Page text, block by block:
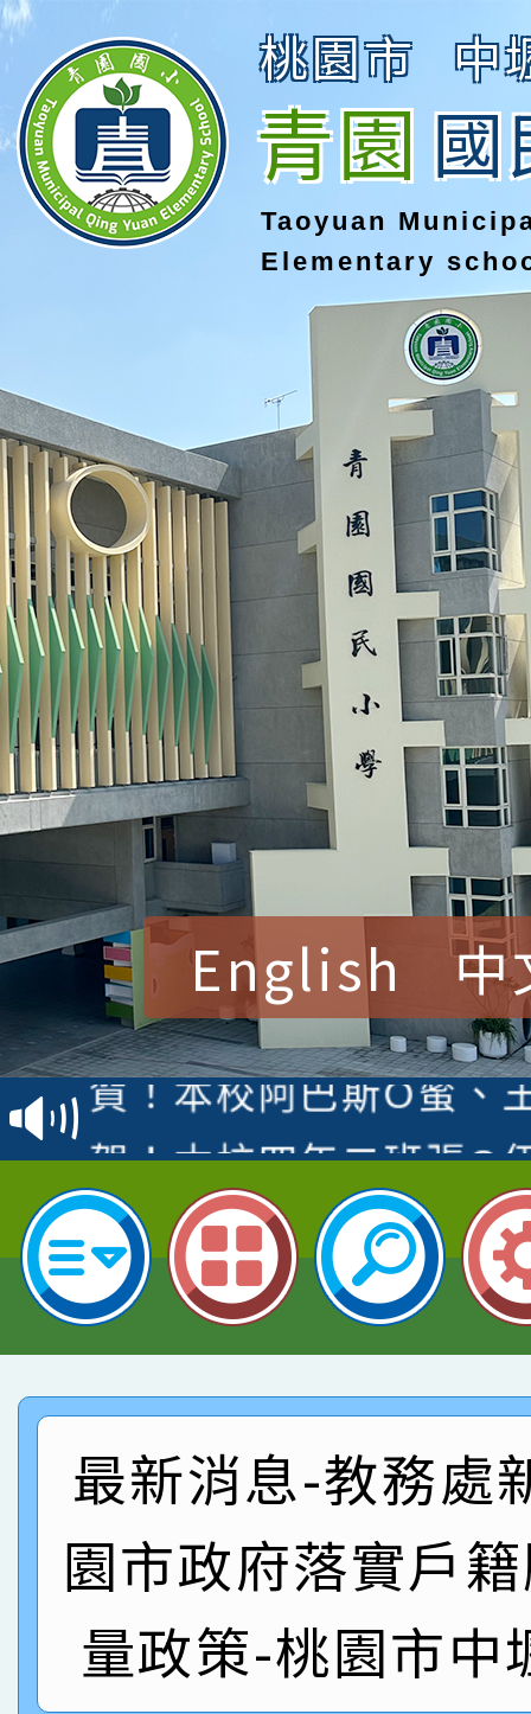
桃園市 中
青園國
Taoyuan
Elementary
English 中
賀！本校參加桃園市中
賽 洪綺君教師榮獲社
名
賀！本校阿巴斯O蜜、
倩參加桃園市科展 國
名 指導老師王老師、
賀！本校四年二班張O
園市英語競賽國小朗讀
指導老師林老師
賀！本校參加桃園市中
賽 劉文瑛教師榮獲教
臺灣台語-第二名
賀！本校參與2026世
市賽榮獲科學小創客佳
創客第三名。
賀！本校參加桃園市中
賽 洪綺君教師榮獲社
名
賀！本校阿巴斯O蜜、
倩參加桃園市科展 國
名 指導老師王老師、
賀！本校四年二班張O
園市英語競賽國小朗讀
指導老師林老師
賀！本校參加桃園市中
賽 劉文瑛教師榮獲教
臺灣台語-第二名
賀！本校參與2026世
市賽榮獲科學小創客佳
最新消息-教務處
園市政府落實戶
量政策-桃園市中